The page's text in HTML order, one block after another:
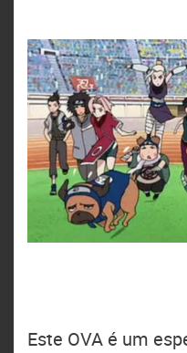
Este OVA é um